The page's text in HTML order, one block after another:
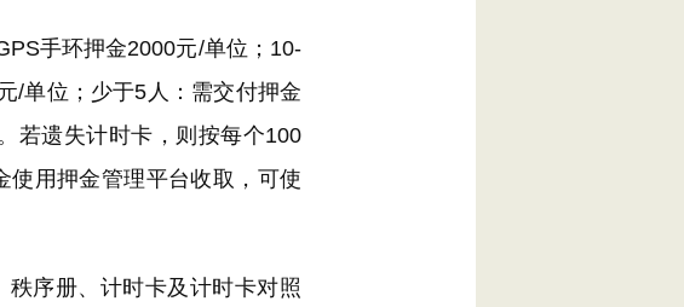
手环押金2000元/单位；10-
/单位；少于5人：需交付押金
若遗失计时卡，则按每个100
使用押金管理平台收取，可使
序册、计时卡及计时卡对照